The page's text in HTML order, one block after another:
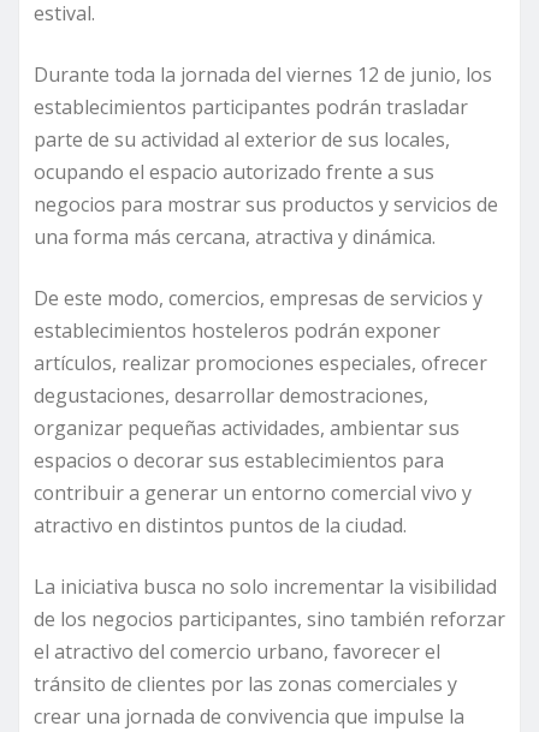
estival.
Durante toda la jornada del viernes 12 de junio, los
establecimientos participantes podrán trasladar
parte de su actividad al exterior de sus locales,
ocupando el espacio autorizado frente a sus
negocios para mostrar sus productos y servicios de
una forma más cercana, atractiva y dinámica.
De este modo, comercios, empresas de servicios y
establecimientos hosteleros podrán exponer
artículos, realizar promociones especiales, ofrecer
degustaciones, desarrollar demostraciones,
organizar pequeñas actividades, ambientar sus
espacios o decorar sus establecimientos para
contribuir a generar un entorno comercial vivo y
atractivo en distintos puntos de la ciudad.
La iniciativa busca no solo incrementar la visibilidad
de los negocios participantes, sino también reforzar
el atractivo del comercio urbano, favorecer el
tránsito de clientes por las zonas comerciales y
crear una jornada de convivencia que impulse la